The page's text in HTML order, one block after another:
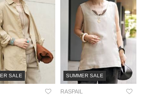
SALE SUMMER SALE
RASPAIL